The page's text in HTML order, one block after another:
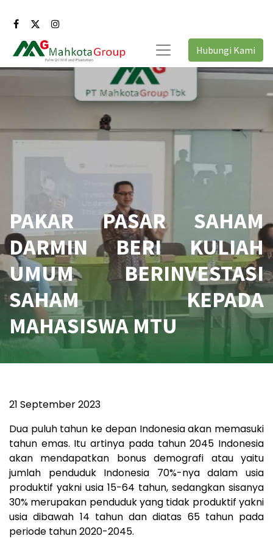
Hubungi Kami
PAKAR PASAR SAHAM
DARMIN BERI KULIAH
UMUM BERINVESTASI
SAHAM KEPADA
MAHASISWA MTU
21 September 2023
Dua puluh tahun ke depan Indonesia akan memasuki
tahun emas. Itu artinya pada tahun 2045 Indonesia
akan mendapatkan bonus demografi atau yaitu
jumlah penduduk Indonesia 70%-nya dalam usia
produktif yakni usia 15-64 tahun, sedangkan sisanya
30% merupakan penduduk yang tidak produktif yakni
usia dibawah 14 tahun dan diatas 65 tahun pada
periode tahun 2020-2045.